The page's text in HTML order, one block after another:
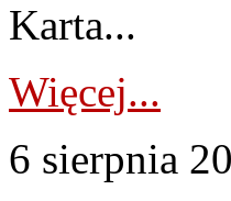
Karta...
Więcej...
6 sierpnia